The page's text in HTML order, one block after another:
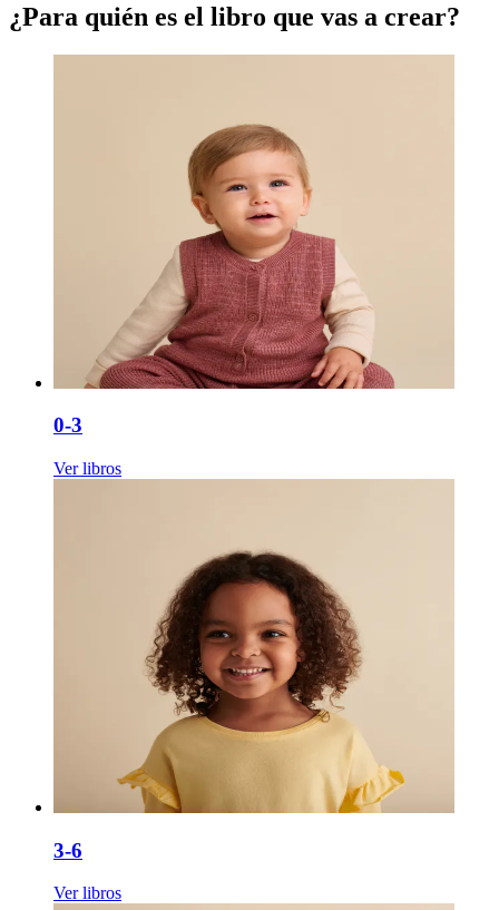
¿Para quién es el libro que vas a crear?
0-3
Ver libros
3-6
Ver libros